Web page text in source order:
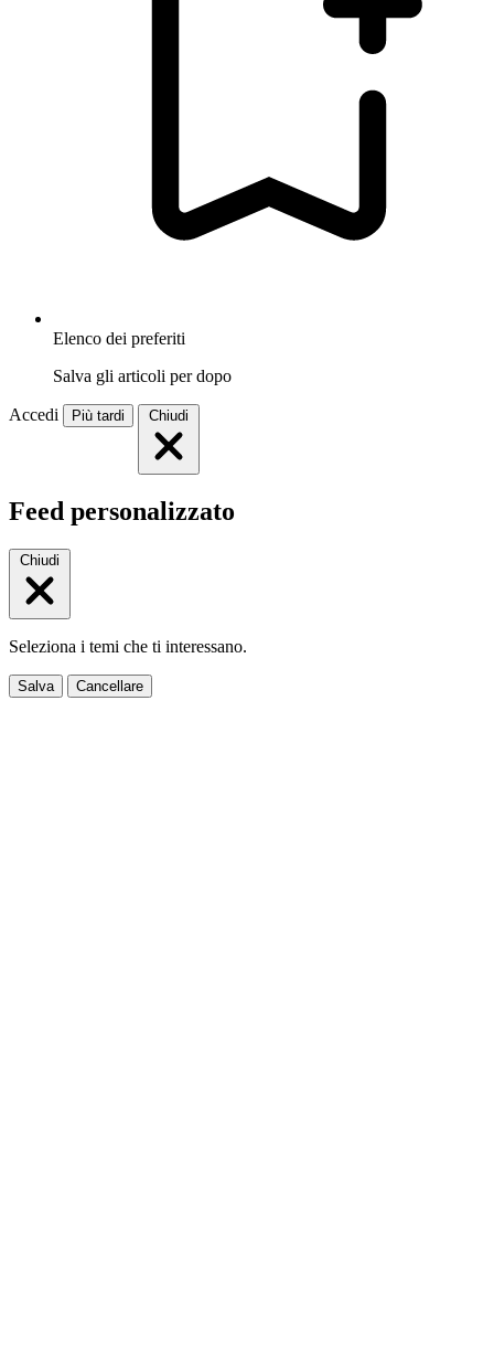
Elenco dei preferiti
Salva gli articoli per dopo
Accedi Più tardi Chiudi
Feed personalizzato
Chiudi
Seleziona i temi che ti interessano.
Salva Cancellare